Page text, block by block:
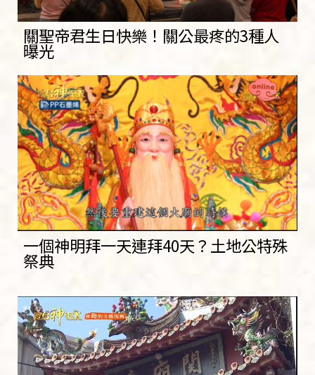
關聖帝君生日快樂！關公最疼的3種人
曝光
一個神明拜一天連拜40天？土地公特殊
祭典